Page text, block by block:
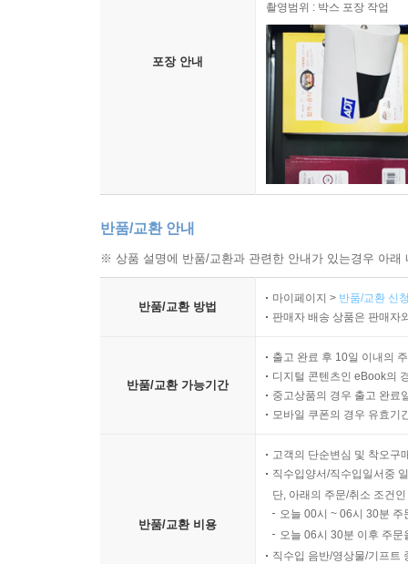
포장 안내
촬영범위 : 박스 포장 작업
반품/교환 안내
※ 상품 설명에 반품/교환과 관련한 안내가 있는경우 아
반품/교환 방법
마이페이지 > 반품/교환 신
판매자 배송 상품은 판매자
반품/교환 가능기간
출고 완료 후 10일 이내의
디지털 콘텐츠인 eBook의
중고상품의 경우 출고 완료
모바일 쿠폰의 경우 유효기
반품/교환 비용
고객의 단순변심 및 착오구
직수입양서/직수입일서중
단, 아래의 주문/취소 조건
오늘 00시 ~ 06시 30분
오늘 06시 30분 이후 주
직수입 음반/영상물/기프트